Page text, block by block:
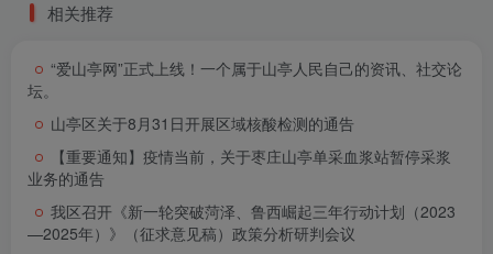
相关推荐
“爱山亭网”正式上线！一个属于山亭人民自己的资讯、社交论
坛。
山亭区关于8月31日开展区域核酸检测的通告
【重要通知】疫情当前，关于枣庄山亭单采血浆站暂停采浆
业务的通告
我区召开《新一轮突破菏泽、鲁西崛起三年行动计划（2023
—2025年）》（征求意见稿）政策分析研判会议